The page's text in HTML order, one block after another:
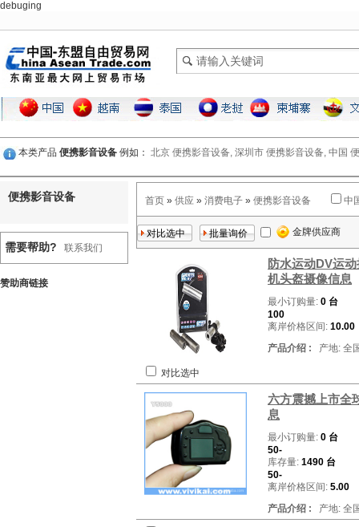
debuging
本类产品 便携影音设备 例如： 北京 便携影音设备, 深圳市 便携影音设备, 中国
便携影音设备
需要帮助? 联系我们
赞助商链接
首页 » 供应 » 消费电子 » 便携影音设备 中
金牌供应商
防水运动DV运
机头盔摄像信息
最小订购量: 0 台
100
离岸价格区间: 10.00
产品介绍 : 产地: 全
对比选中
六方震撼上市全
息
最小订购量: 0 台
50-
库存量: 1490 台
50-
离岸价格区间: 5.00
产品介绍 : 产地: 全